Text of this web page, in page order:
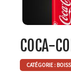
COCA-
CATÉGORIE :